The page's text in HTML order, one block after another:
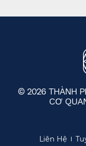
© 2026 THÀNH
CƠ
Liên Hệ​​